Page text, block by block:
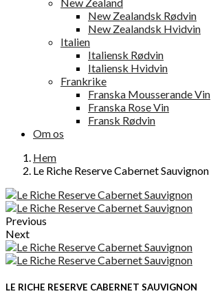
New Zealandsk Rødvin
New Zealandsk Hvidvin
Italien
Italiensk Rødvin
Italiensk Hvidvin
Frankrike
Franska Mousserande Vin
Franska Rose Vin
Fransk Rødvin
Om os
Hem
Le Riche Reserve Cabernet Sauvignon
Previous
Next
LE RICHE RESERVE CABERNET SAUVIGNON